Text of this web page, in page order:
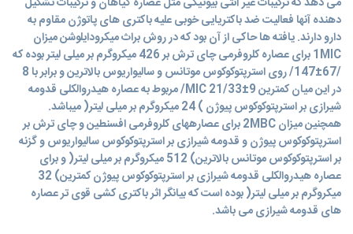
دهنده آنها فعالیت ضد باکتریایی خوبی علیه باکتری های پاتوژن مقاوم به
دارو دارند. یافته ها حاکی از آن بود که در روش براث میکرودایلوشن میزان
1MIC برای عصاره کلروفرمی چای ترش بر 426 میکروگرم بر میلی لیتر بوده که
/67±147/ روی استرپتوکوکوس موتانس و سالیواریوس بالاترین و برابر با 8
در این میان کمترین MIC 21/33±9/ مربوط به عصاره هیدروالکلی قدومه
شیرازی بر استرپتوکوکوس پیوژن ) 24 میکروگرم بر میلی لیتر( میباشد.
همچنین میزان 2MBC برای عصارههای کلروفرمی افسنطین و چای ترش بر
استرپتوکوکوس پیوژن و قدومه شیرازی بر استرپتوکوکوس سالیواریوس و گزنه
بر استرپتوکوکوس موتانس بالاترین) 512 میکروگرم بر میلی لیتر( و برای
عصاره هیدروالکلی قدومه شیرازی بر استرپتوکوکوس پیوژن کمترین) 32
میکروگرم بر میلی لیتر( بوده است که بیانگر اثر باکتری کشی قوی تر عصاره
های قدومه شیرازی می باشد.